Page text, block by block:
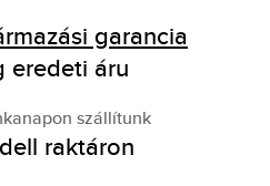
garancia
eredeti áru
szállítunk
raktáron